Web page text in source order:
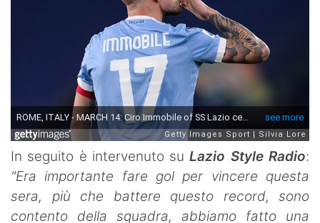
In seguito è intervenuto suLazio Style Radio:
"Era importante fare gol per vincere questa
sera, più che battere questo record, sono
contento della squadra, abbiamo fatto una